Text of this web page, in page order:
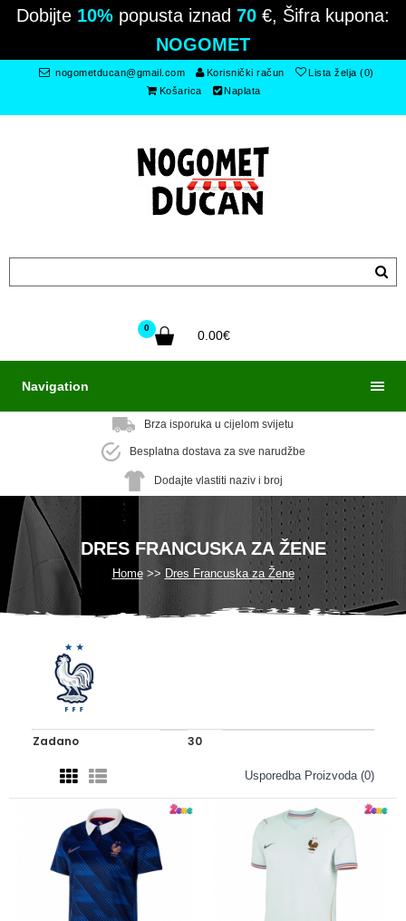
Dobijte 10% popusta iznad 70 €, Šifra kupona:
NOGOMET
nogometducan@gmail.com Korisnički račun
Lista želja (0)
Košarica
Naplata
0
0.00€
Navigation
Brza isporuka u cijelom svijetu
Besplatna dostava za sve narudžbe
Dodajte vlastiti naziv i broj
DRES FRANCUSKA ZA ŽENE
Home Dres Francuska za Žene
Usporedba Proizvoda (0)